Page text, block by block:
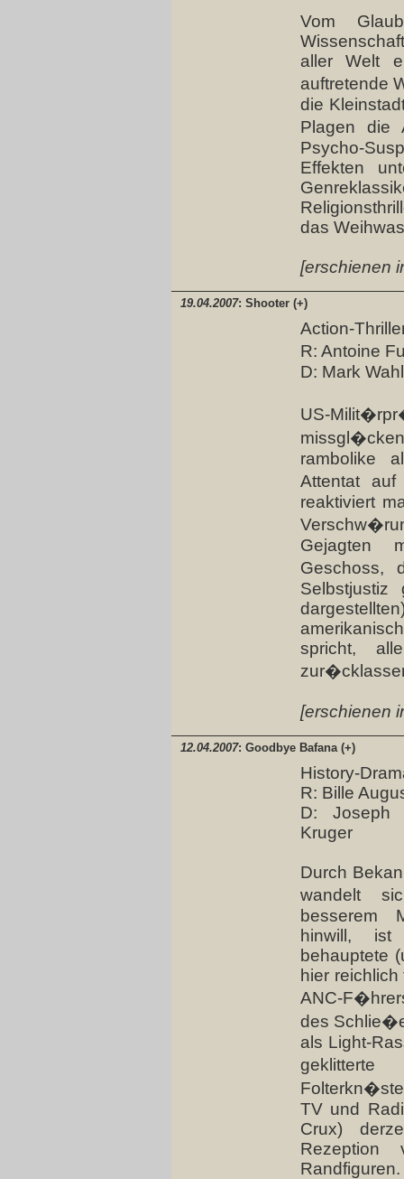
Vom
aller Welt
auftretende
die
Plagen die
Psycho-
Effekten
das
[erschienen
19.04.2007: Shooter (+)
Action-
R: Antoine
D: Mark
US-
rambolike
Attentat
reaktiviert
Gejagten
Geschoss,
spricht,
[erschienen
12.04.2007: Goodbye Bafana (+)
History-
R: Bille
D: Joseph
Kruger
Durch
wandelt
besserem
hinwill,
behauptete
hier
ANC-
des
als Light-
TV und
Crux)
Rezeption
Randfiguren.